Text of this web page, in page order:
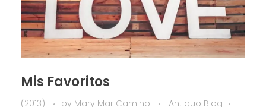
Mis Favoritos
(2013) by Mary Mar Camino
Antiguo Blog